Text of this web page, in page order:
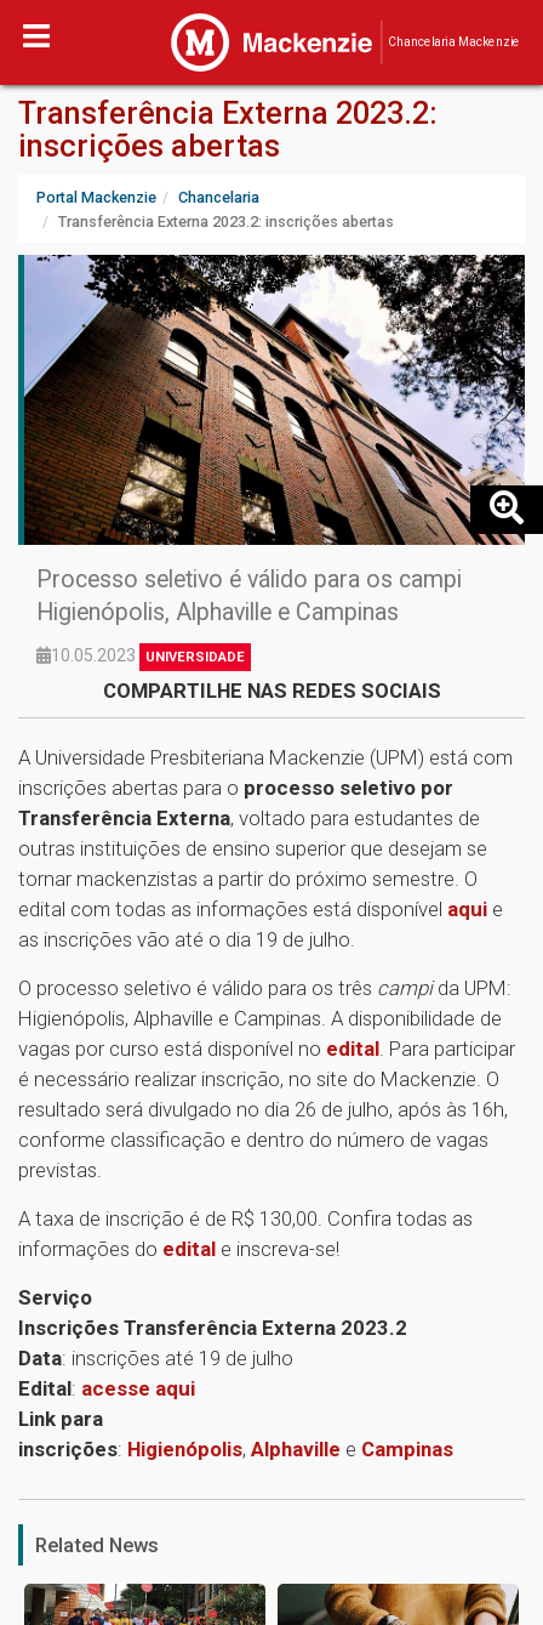
Chancelaria Mackenzie
Transferência Externa 2023.2:
inscrições abertas
Portal Mackenzie
Chancelaria
Transferência Externa 2023.2: inscrições abertas
Processo seletivo é válido para os campi
Higienópolis, Alphaville e Campinas
10.05.2023 UNIVERSIDADE
COMPARTILHE NAS REDES SOCIAIS
A Universidade Presbiteriana Mackenzie (UPM) está com
inscrições abertas para o processo seletivo por
Transferência Externa, voltado para estudantes de
outras instituições de ensino superior que desejam se
tornar mackenzistas a partir do próximo semestre. O
edital com todas as informações está disponível aqui e
as inscrições vão até o dia 19 de julho.
O processo seletivo é válido para os três campida UPM:
Higienópolis, Alphaville e Campinas. A disponibilidade de
vagas por curso está disponível no edital . Para participar
é necessário realizar inscrição, no site do Mackenzie. O
resultado será divulgado no dia 26 de julho, após às 16h,
conforme classificação e dentro do número de vagas
previstas.
A taxa de inscrição é de R$ 130,00. Confira todas as
informações do edital e inscreva-se!
Serviço
Inscrições Transferência Externa 2023.2
Data: inscrições até 19 de julho
Edital: acesse aqui
Link para
inscrições: Higienópolis, Alphaville e Campinas
1
Related News